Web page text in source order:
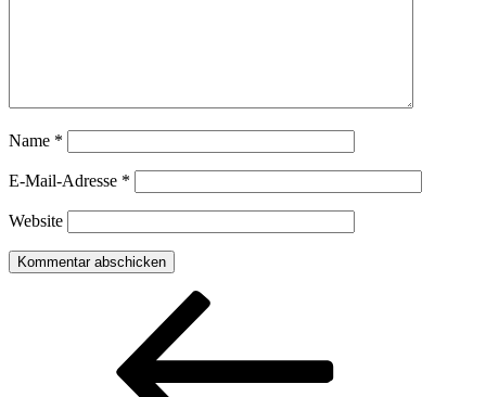
Name *
E-Mail-Adresse *
Website
Beitragsnavigation